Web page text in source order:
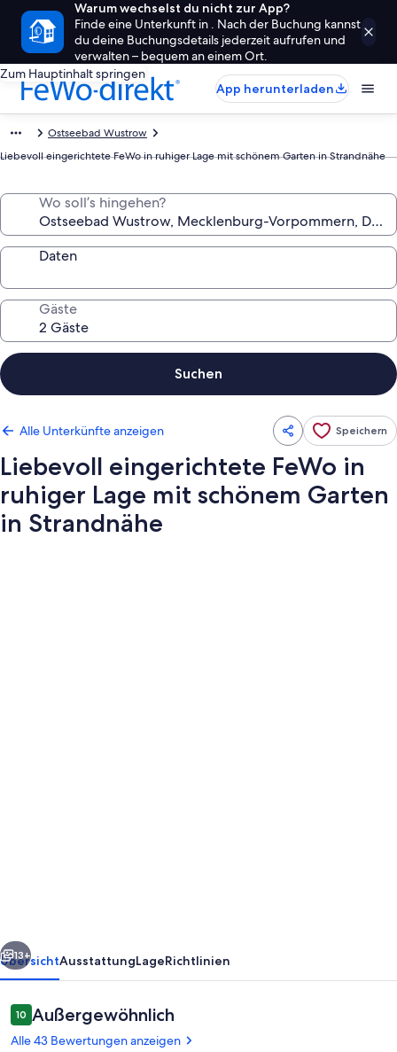
Warum wechselst du nicht zur App?
Finde eine Unterkunft in . Nach der Buchung kannst
du deine Buchungsdetails jederzeit aufrufen und
verwalten – bequem an einem Ort.
Zum Hauptinhalt springen
App herunterladen
Ostseebad Wustrow
Liebevoll eingerichtete FeWo in ruhiger Lage mit schönem Garten in Strandnähe
Wo soll’s hingehen?
Daten
Gäste
Suchen
Alle Unterkünfte anzeigen Speichern
Liebevoll eingerichtete FeWo in
ruhiger Lage mit schönem Garten
in Strandnähe
mit
schönem
Garten
in
Weiter
13+
ÜbersichtAusstattungLageRichtlinien
Bewertungen
1010 von 10.
Außergewöhnlich
Alle 43 Bewertungen anzeigen